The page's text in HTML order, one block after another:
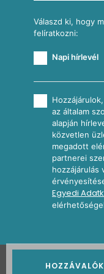
HOZZÁVALÓK
Válaszd ki, hogy
felíratkozni:
Napi hírlevél
az általam
alapján
közvetlen
megadott
partnerei
hozzájárulás
Egyedi
2026